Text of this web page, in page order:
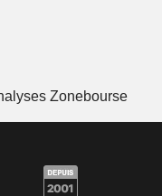
Zonebourse